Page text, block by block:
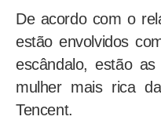
De acordo com o
estão envolvidos
escândalo, estão
mulher mais rica
Tencent.